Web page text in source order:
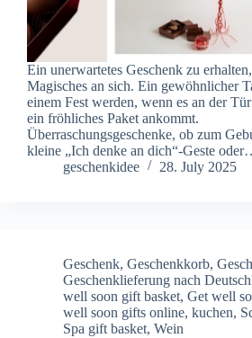
Ein unerwartetes Geschenk zu
Magisches an sich. Ein gewöhnlicher
einem Fest werden, wenn es an der
ein fröhliches Paket ankommt.
Überraschungsgeschenke, ob zum
kleine „Ich denke an dich“-Geste
geschenkidee
28. July 2025
Geschenk, Geschenkkorb,
Geschenklieferung nach
well soon gift basket, Get well
well soon gifts online, kuchen,
Spa gift basket, Wein